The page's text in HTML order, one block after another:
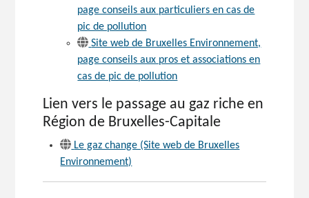
page conseils aux particuliers en cas de
pic de pollution
Site web de Bruxelles Environnement,
page conseils aux pros et associations en
cas de pic de pollution
Lien vers le passage au gaz riche en
Région de Bruxelles-Capitale
Le gaz change (Site web de Bruxelles
Environnement)